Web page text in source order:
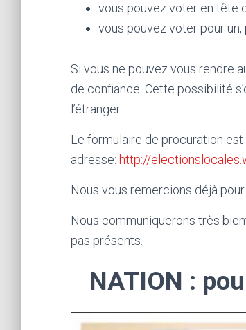
vous pouvez voter en tête
vous pouvez voter pour un,
Si vous ne pouvez vous rendre
de confiance. Cette possibilité
l’étranger.
Le formulaire de procuration
adresse: http://
Nous vous remercions déjà
Nous communiquerons très
pas présents.
NATION :